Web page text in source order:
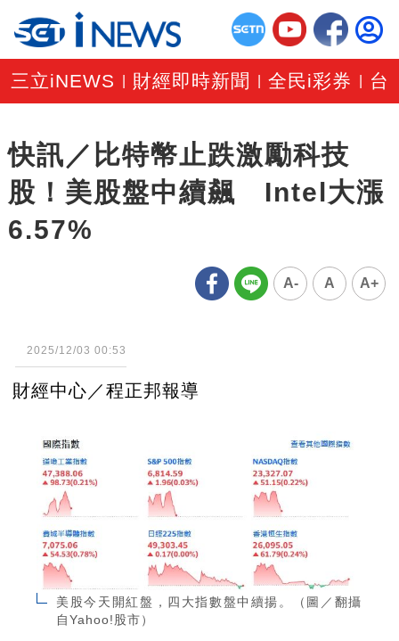
三立iNEWS 財經即時新聞 |全民i彩券 台
快訊／比特幣止跌激勵科技
股！美股盤中續飆 Intel大漲
6.57%
A- A A+
2025/12/03 00:53
財經中心／程正邦報導
美股今天開紅盤，四大指數盤中續揚。（圖／翻攝
自Yahoo!股市）